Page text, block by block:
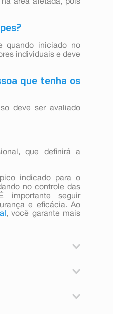
área afetada, pois
quando iniciado no
individuais e deve
que tenha os
deve ser avaliado
que definirá a
indicado para o
no controle das
importante seguir
e eficácia. Ao
, você garante mais
ou episódios